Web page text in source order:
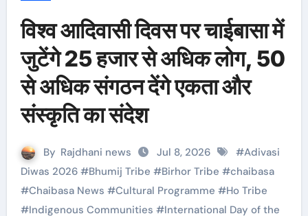
विश्व आदिवासी दिवस पर चाईबासा में
जुटेंगे 25 हजार से अधिक लोग, 50
से अधिक संगठन देंगे एकता और
संस्कृति का संदेश
By Rajdhani news Jul 8, 2026 #Adivasi
Diwas 2026#Bhumij Tribe #Birhor Tribe #chaibasa
#Chaibasa News #Cultural Programme #Ho Tribe
#Indigenous Communities #International Day of the